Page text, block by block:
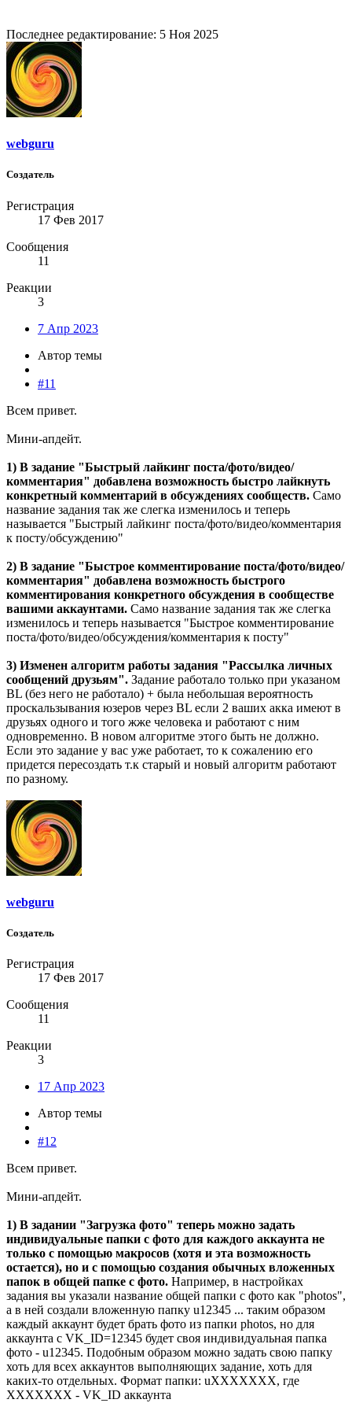
Последнее редактирование: 5 Ноя 2025
webguru
Создатель
Регистрация
17 Фев 2017
Сообщения
11
Реакции
3
7 Апр 2023
Автор темы
#11
Всем привет.
Мини-апдейт.
1) В задание "Быстрый лайкинг поста/фото/видео/
комментария" добавлена возможность быстро лайкнуть
конкретный комментарий в обсуждениях сообществ. Само
название задания так же слегка изменилось и теперь
называется "Быстрый лайкинг поста/фото/видео/комментария
к посту/обсуждению"
2) В задание "Быстрое комментирование поста/фото/видео/
комментария" добавлена возможность быстрого
комментирования конкретного обсуждения в сообществе
вашими аккаунтами. Само название задания так же слегка
изменилось и теперь называется "Быстрое комментирование
поста/фото/видео/обсуждения/комментария к посту"
3) Изменен алгоритм работы задания "Рассылка личных
сообщений друзьям". Задание работало только при указаном
BL (без него не работало) + была небольшая вероятность
проскальзывания юзеров через BL если 2 ваших акка имеют в
друзьях одного и того жже человека и работают с ним
одновременно. В новом алгоритме этого быть не должно.
Если это задание у вас уже работает, то к сожалению его
придется пересоздать т.к старый и новый алгоритм работают
по разному.
webguru
Создатель
Регистрация
17 Фев 2017
Сообщения
11
Реакции
3
17 Апр 2023
Автор темы
#12
Всем привет.
Мини-апдейт.
1) В задании "Загрузка фото" теперь можно задать
индивидуальные папки с фото для каждого аккаунта не
только с помощью макросов (хотя и эта возможность
остается), но и с помощью создания обычных вложенных
папок в общей папке с фото. Например, в настройках
задания вы указали название общей папки с фото как "photos",
а в ней создали вложенную папку u12345 ... таким образом
каждый аккаунт будет брать фото из папки photos, но для
аккаунта с VK_ID=12345 будет своя индивидуальная папка
фото - u12345. Подобным образом можно задать свою папку
хоть для всех аккаунтов выполняющих задание, хоть для
каких-то отдельных. Формат папки: uXXXXXXX, где
XXXXXXX - VK_ID аккаунта